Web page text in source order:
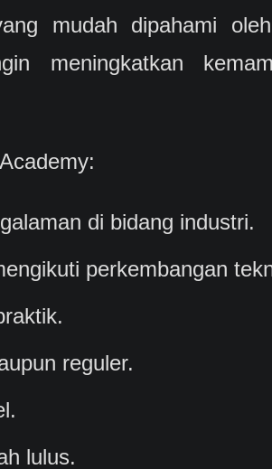
mudah dipahami
meningkatkan
di bidang industri.
perkembangan
reguler.
lulus.